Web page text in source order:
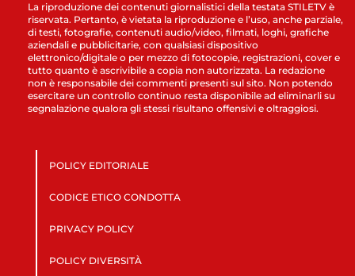
La riproduzione dei contenuti giornalistici della testata STILETV è
riservata. Pertanto, è vietata la riproduzione e l’uso, anche parziale,
di testi, fotografie, contenuti audio/video, filmati, loghi, grafiche
aziendali e pubblicitarie, con qualsiasi dispositivo
elettronico/digitale o per mezzo di fotocopie, registrazioni, cover e
tutto quanto è ascrivibile a copia non autorizzata. La redazione
non è responsabile dei commenti presenti sul sito. Non potendo
esercitare un controllo continuo resta disponibile ad eliminarli su
segnalazione qualora gli stessi risultano offensivi e oltraggiosi.
POLICY EDITORIALE
CODICE ETICO CONDOTTA
PRIVACY POLICY
POLICY DIVERSITÀ